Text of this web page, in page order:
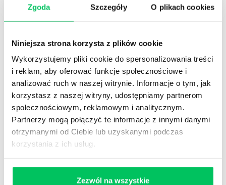
Zgoda Szczegóły O plikach cookies
Niniejsza strona korzysta z plików cookie
Wykorzystujemy pliki cookie do spersonalizowania treści
i reklam, aby oferować funkcje społecznościowe i
analizować ruch w naszej witrynie. Informacje o tym, jak
korzystasz z naszej witryny, udostępniamy partnerom
społecznościowym, reklamowym i analitycznym.
Partnerzy mogą połączyć te informacje z innymi danymi
otrzymanymi od Ciebie lub uzyskanymi podczas
korzystania z ich usług.
Zezwól na wszystkie
800 pigułek wiedzy
40 filmów edukacyjnych
i wiele więcej
Nowy użytkownik?
Zarejestruj się
Zobacz co znajdzieszw
wikiGamma+